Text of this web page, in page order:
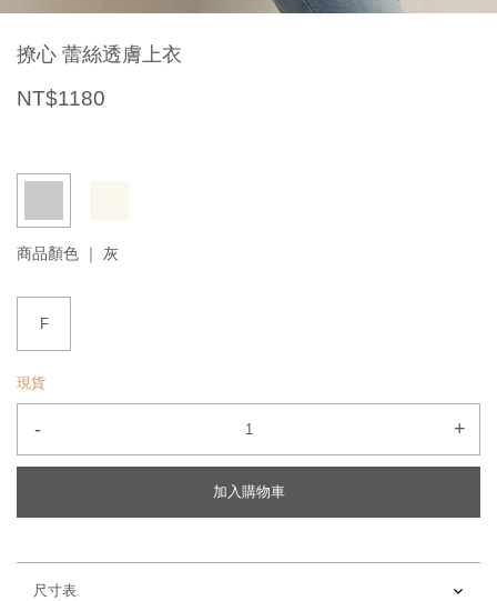
撩心 蕾絲透膚上衣
NT$1180
商品顏色 ｜ 灰
F
現貨
- +
加入購物車
尺寸表